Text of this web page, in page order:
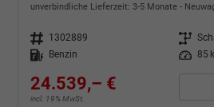
unverbindliche Lieferzeit: 3-5 Monate
Fahrzeugnr. 1302889 Getriebe
Kraftstoff
Benzin Leistung 85
24.539,– €
incl. 19% MwSt.